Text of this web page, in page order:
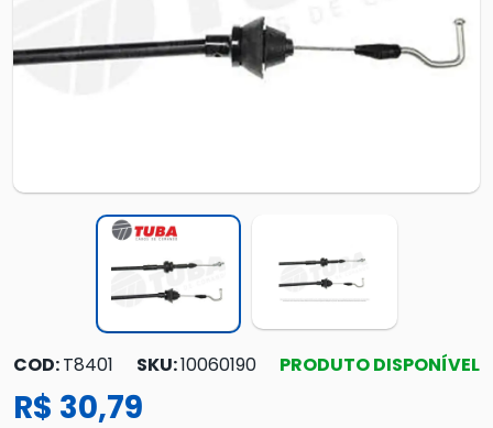
COD:T8401 SKU:10060190 PRODUTO DISPONÍVEL
R$ 30,79